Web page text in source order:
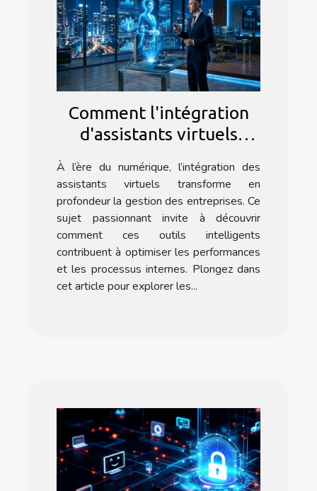
Comment l'intégration
d'assistants virtuels
opérations commerciales
?
À l’ère du numérique, l’intégration des
assistants virtuels transforme en
profondeur la gestion des entreprises. Ce
sujet passionnant invite à découvrir
comment ces outils intelligents
contribuent à optimiser les performances
et les processus internes. Plongez dans
cet article pour explorer les...